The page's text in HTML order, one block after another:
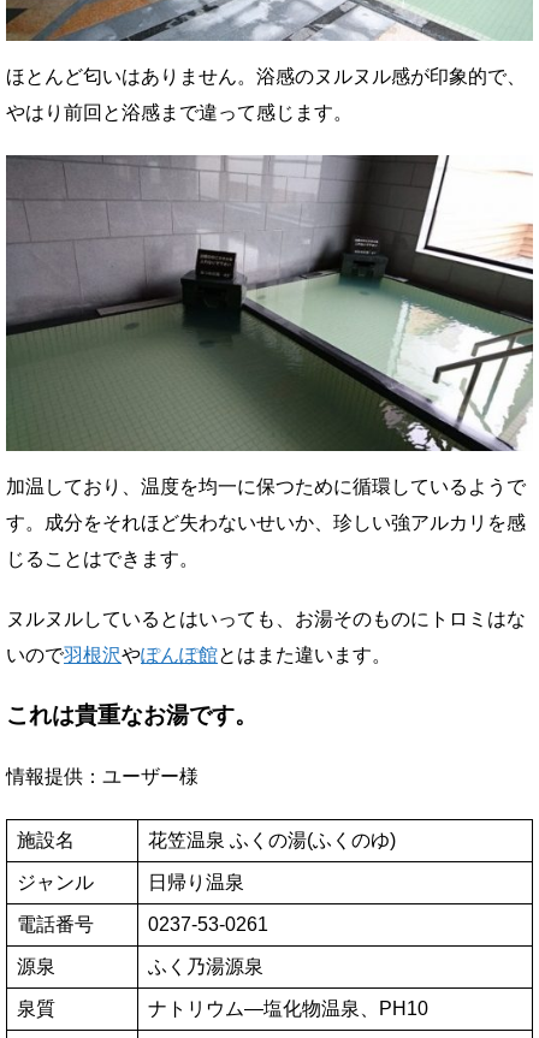
ほとんど匂いはありません。浴感のヌルヌル感が印象的で、
やはり前回と浴感まで違って感じます。
加温しており、温度を均一に保つために循環しているようで
す。成分をそれほど失わないせいか、珍しい強アルカリを感
じることはできます。
ヌルヌルしているとはいっても、お湯そのものにトロミはな
いので羽根沢やぽんぽ館とはまた違います。
これは貴重なお湯です。
情報提供：ユーザー様
施設名 花笠温泉 ふくの湯(ふくのゆ)
ジャンル 日帰り温泉
電話番号 0237-53-0261
源泉 ふく乃湯源泉
泉質 ナトリウム―塩化物温泉、PH10